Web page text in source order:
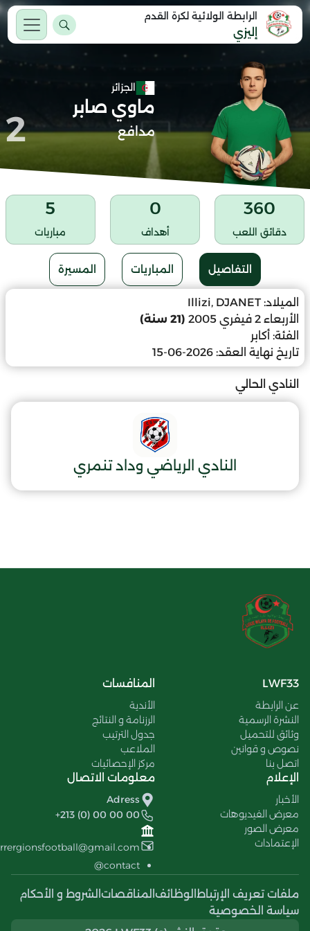
الرابطة الولائية لكرة القدم
إليزي
الجزائر
ماوي صابر
مدافع 2
360
دقائق اللعب
0
أهداف
5
مباريات
التفاصيل المباريات المسيرة
الميلاد: Illizi, DJANET
الأربعاء 2 فيفري 2005
(21 سنة)
الفئة: أكابر
تاريخ نهاية العقد: 2026-06-15
النادي الحالي
النادي الرياضي وداد تنمري
LWF33
عن الرابطة
النشرة الرسمية
وثائق للتحميل
نصوص و قوانين
اتصل بنا
المنافسات
الأندية
الرزنامة و النتائج
جدول الترتيب
الملاعب
مركز الإحصائيات
الإعلام
الأخبار
معرض الفيديوهات
معرض الصور
الإعتمادات
معلومات الاتصال
Adress
+213 (0) 00 00 00
contact@
ملفات تعريف الإرتباط الوظائف المناقصات الشروط و الأحكام
سياسة الخصوصية